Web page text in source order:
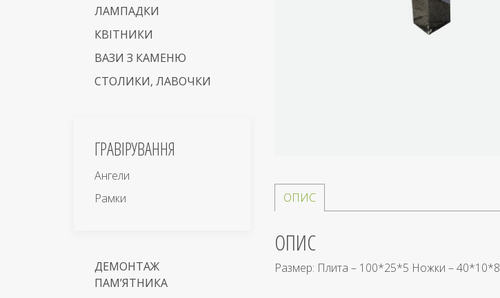
ОПИС
ОПИС
Размер: Плита – 100*25*5 Ножки – 40*10*8
ЛАМПАДКИ
КВІТНИКИ
ВАЗИ З КАМЕНЮ
СТОЛИКИ, ЛАВОЧКИ
ГРАВІРУВАННЯ
Ангели
Рамки
ДЕМОНТАЖ
ПАМ’ЯТНИКА